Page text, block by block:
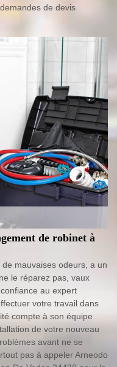
de devis
de robinet à
mauvaises odeurs, a un
le réparez pas, vaux
au expert
votre travail dans
compte à son équipe
de votre nouveau
avant ne se
pas à appeler Arneodo